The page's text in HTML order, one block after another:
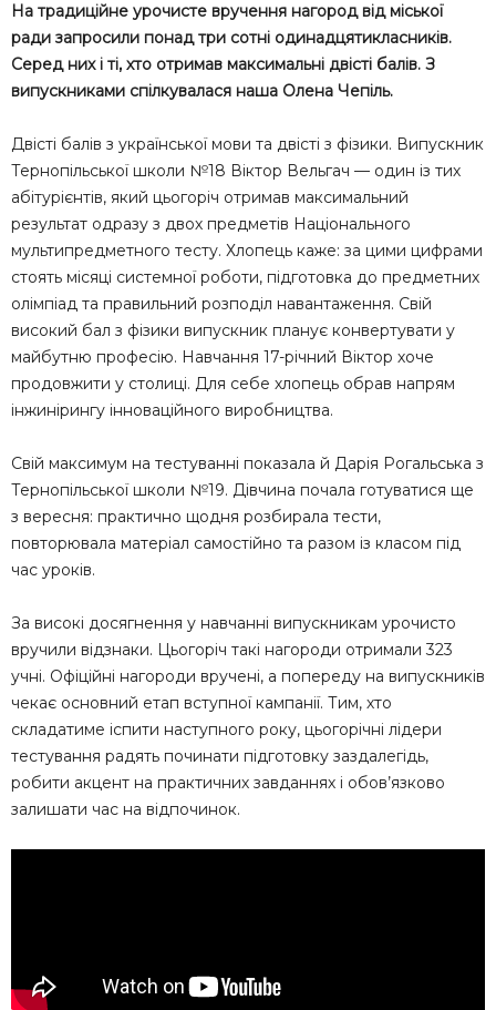
На традиційне урочисте вручення нагород від міської
ради запросили понад три сотні одинадцятикласників.
Серед них і ті, хто отримав максимальні двісті балів. З
випускниками спілкувалася наша Олена Чепіль.
Двісті балів з української мови та двісті з фізики. Випускник
Тернопільської школи №18 Віктор Вельгач — один із тих
абітурієнтів, який цьогоріч отримав максимальний
результат одразу з двох предметів Національного
мультипредметного тесту. Хлопець каже: за цими цифрами
стоять місяці системної роботи, підготовка до предметних
олімпіад та правильний розподіл навантаження. Свій
високий бал з фізики випускник планує конвертувати у
майбутню професію. Навчання 17-річний Віктор хоче
продовжити у столиці. Для себе хлопець обрав напрям
інжинірингу інноваційного виробництва.
Свій максимум на тестуванні показала й Дарія Рогальська з
Тернопільської школи №19. Дівчина почала готуватися ще
з вересня: практично щодня розбирала тести,
повторювала матеріал самостійно та разом із класом під
час уроків.
За високі досягнення у навчанні випускникам урочисто
вручили відзнаки. Цьогоріч такі нагороди отримали 323
учні. Офіційні нагороди вручені, а попереду на випускників
чекає основний етап вступної кампанії. Тим, хто
складатиме іспити наступного року, цьогорічні лідери
тестування радять починати підготовку заздалегідь,
робити акцент на практичних завданнях і обов’язково
залишати час на відпочинок.